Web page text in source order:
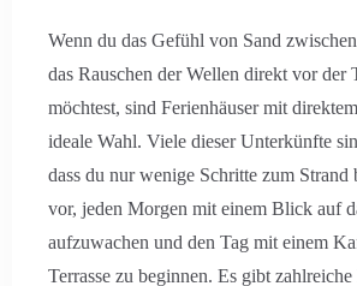
Wenn du das Gefühl von Sand
das Rauschen der Wellen direkt vor der
möchtest, sind Ferienhäuser mit
ideale Wahl. Viele dieser Unterkünfte
dass du nur wenige Schritte zum Strand
vor, jeden Morgen mit einem Blick auf
aufzuwachen und den Tag mit einem
Terrasse zu beginnen. Es gibt zahlreiche